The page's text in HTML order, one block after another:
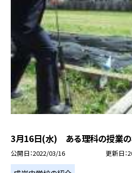
3月16日(水) ある理科の授業
公開日 2022/03/16 更新日